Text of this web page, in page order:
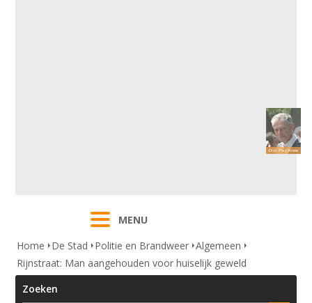
MENU
Home
De Stad Politie en Brandweer Algemeen
Rijnstraat: Man aangehouden voor huiselijk geweld
Zoeken